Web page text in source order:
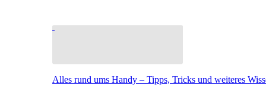
Alles rund ums Handy – Tipps, Tricks und weiteres